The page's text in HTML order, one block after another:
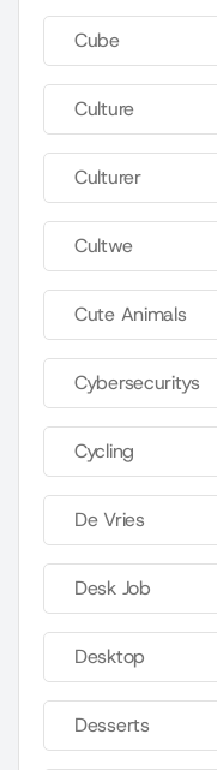
Cube
Culture
Culturer
Cultwe
Cute Animals
Cybersecuritys
Cycling
De Vries
Desk Job
Desktop
Desserts